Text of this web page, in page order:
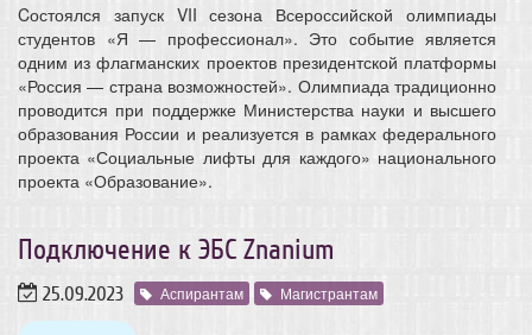
Cостоялся запуск VII сезона Всероссийской олимпиады
студентов «Я — профессионал». Это событие является
одним из флагманских проектов президентской платформы
«Россия — страна возможностей». Олимпиада традиционно
проводится при поддержке Министерства науки и высшего
образования России и реализуется в рамках федерального
проекта «Социальные лифты для каждого» национального
проекта «Образование».
Подключение к ЭБС Znanium
25.09.2023 Аспирантам Магистрантам